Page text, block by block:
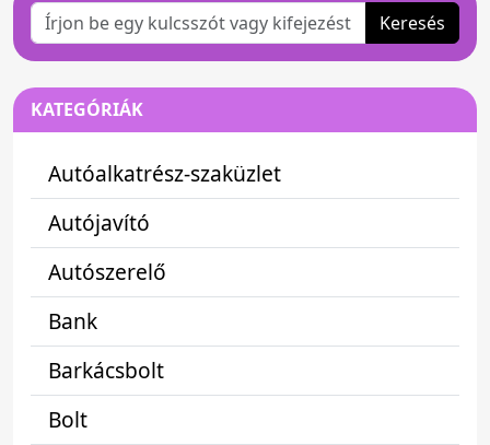
Keresés
KATEGÓRIÁK
Autóalkatrész-szaküzlet
Autójavító
Autószerelő
Bank
Barkácsbolt
Bolt